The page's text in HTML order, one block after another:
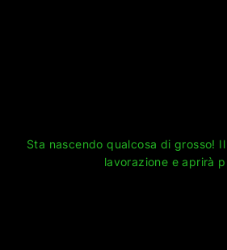
Sta nascendo qualcosa di grosso!
lavorazione e aprirà